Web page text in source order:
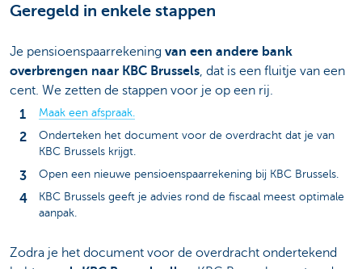
Geregeld in enkele stappen
Je pensioenspaarrekening van een andere bank
overbrengen naar KBC Brussels, dat is een fluitje van een
cent. We zetten de stappen voor je op een rij.
Maak een afspraak.
Onderteken het document voor de overdracht dat je van
KBC Brussels krijgt.
Open een nieuwe pensioenspaarrekening bij KBC Brussels.
KBC Brussels geeft je advies rond de fiscaal meest optimale
aanpak.
Zodra je het document voor de overdracht ondertekend